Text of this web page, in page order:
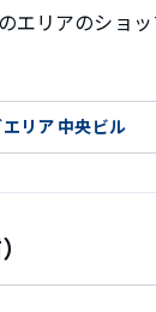
エリアのショ
リア 中央ビル